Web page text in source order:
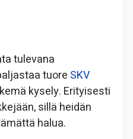
tulevana
tuore SKV
kysely. Erityisesti
sillä heidän
halua.